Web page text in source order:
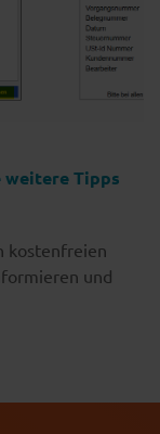
weitere Tipps
kostenfreien
und